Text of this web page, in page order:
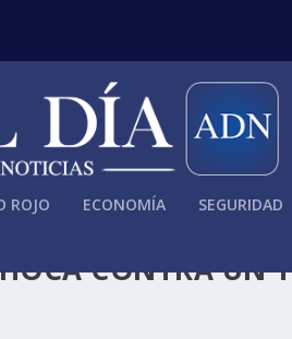
ROJO ECONOMÍA SEGURIDAD
CONTRA UN